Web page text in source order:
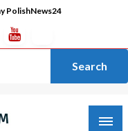
PolishNews24